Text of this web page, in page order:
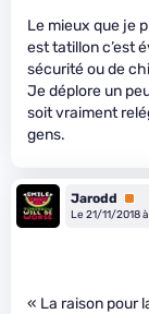
Le mieux que je
est tatillon c’est
sécurité ou de
Je déplore un
soit vraiment
gens.
Jarodd
Le 21/11/2018
« La raison pour